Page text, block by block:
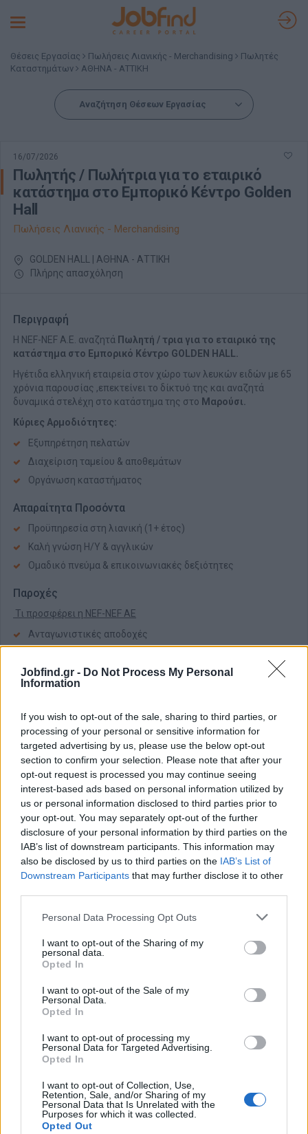
Jobfind.gr - Do Not Process My Personal
Information
If you wish to opt-out of the sale, sharing to third parties, or
processing of your personal or sensitive information for
targeted advertising by us, please use the below opt-out
section to confirm your selection. Please note that after your
opt-out request is processed you may continue seeing
interest-based ads based on personal information utilized by
us or personal information disclosed to third parties prior to
your opt-out. You may separately opt-out of the further
disclosure of your personal information by third parties on the
IAB’s list of downstream participants. This information may
also be disclosed by us to third parties on the IAB’s List of
Downstream Participants that may further disclose it to other
Personal Data Processing Opt Outs
I want to opt-out of the Sharing of my
personal data.
Opted In
I want to opt-out of the Sale of my
Personal Data.
Opted In
I want to opt-out of processing my
Personal Data for Targeted Advertising.
Opted In
I want to opt-out of Collection, Use,
Retention, Sale, and/or Sharing of my
Personal Data that Is Unrelated with the
Purposes for which it was collected.
Opted Out
Toggle
Θέσεις Εργασίας Πωλήσεις Λιανικής - Merchandising
Πωλητές
Καταστημάτων
ΑΘΗΝΑ - ΑΤΤΙΚΗ
Αναζήτηση Θέσεων Εργασίας
16/07/2026
Πωλητής / Πωλήτρια για το εταιρικό
κατάστημα στο Εμπορικό Κέντρο Golden
Hall
Πωλήσεις Λιανικής - Merchandising
GOLDEN HALL | ΑΘΗΝΑ - ΑΤΤΙΚΗ
Πλήρης απασχόληση
Περιγραφή
Η NEF-NEF A.E. αναζητά Πωλητή / τρια για το εταιρικό της
κατάστημα στο Εμπορικό Κέντρο GOLDEN HALL.
Ηγέτιδα ελληνική εταιρεία στον χώρο των λευκών ειδών με 65
χρόνια παρουσίας ,επεκτείνει το δίκτυό της και αναζητά
δυναμικά στελέχη στο κατάστημα της στo Μαρούσι.
Κύριες Αρμοδιότητες:
Εξυπηρέτηση πελατών
Διαχείριση ταμείου & αποθεμάτων
Οργάνωση καταστήματος
Απαραίτητα Προσόντα
Προϋπηρεσία στη λιανική (1+ έτος)
Καλή γνώση Η/Υ & αγγλικών
Ομαδικό πνεύμα & επικοινωνιακές δεξιότητες
Παροχές
Τι προσφέρει η NEF-NEF AE
Ανταγωνιστικές αποδοχές
Ευχάριστο περιβάλλον & προοπτικές εξέλιξης
Στείλε μας το βιογραφικό σου και γίνε μέλος μιας εταιρείας με
ιστορία, ποιότητα και όραμα!
Αίτηση - Αποστολή Βιογραφικού
Σας ενδιαφέρει η θέση εργασίας; Εγγραφείτε για να στείλετε το
βιογραφικό σας στην εταιρεία.
Εγγραφή Είσοδος
Θέσεις εργασίας
Όλες οι Θέσεις Εργασίας